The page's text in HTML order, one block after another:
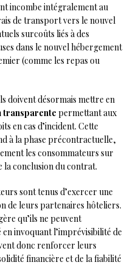
incombe intégralement au
de transport vers le nouvel
surcoûts liés à des
dans le nouvel hébergement
(comme les repas ou
doivent désormais mettre en
transparente permettant aux
en cas d’incident. Cette
à la phase précontractuelle,
les consommateurs sur
la conclusion du contrat.
sont tenus d’exercer une
de leurs partenaires hôteliers.
qu’ils ne peuvent
invoquant l’imprévisibilité de
donc renforcer leurs
financière et de la fiabilité